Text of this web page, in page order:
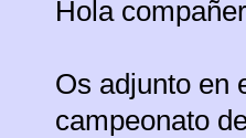
Hola
Os adjunto en
campeonato